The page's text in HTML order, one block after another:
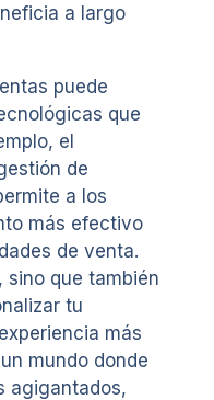
a largo
puede
que
el
de
a los
más efectivo
de venta.
sino que también
tu
más
mundo donde
agigantados,